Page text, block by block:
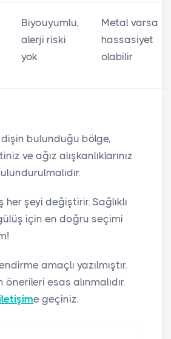
Biyouyumlu,
alerji riski
yok
Metal varsa
hassasiyet
olabilir
bulunduğu bölge,
ve ağız alışkanlıklarınız
her şeyi değiştirir. Sağlıklı
için en doğru seçimi
amaçlı yazılmıştır.
esas alınmalıdır.
e geçiniz.